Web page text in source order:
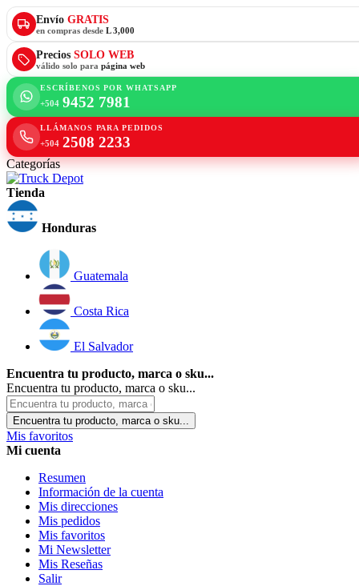
Envío GRATIS
en compras desde L 3,000
Precios SOLO WEB
válido solo para página web
ESCRÍBENOS POR WHATSAPP
+504 9452 7981
LLÁMANOS PARA PEDIDOS
+504 2508 2233
Categorías
Tienda
Honduras
Guatemala
Costa Rica
El Salvador
Encuentra tu producto, marca o sku...
Encuentra tu producto, marca o sku...
Encuentra tu producto, marca o sku...
Mis favoritos
Mi cuenta
Resumen
Información de la cuenta
Mis direcciones
Mis pedidos
Mis favoritos
Mi Newsletter
Mis Reseñas
Salir